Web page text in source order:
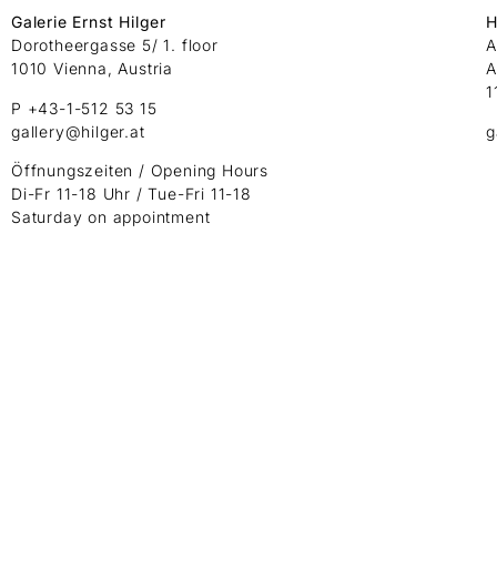
Galerie Ernst Hilger
Dorotheergasse 5/ 1. floor
1010 Vienna, Austria
P +43-1-512 53 15
gallery@hilger.at
Öffnungszeiten / Opening Hours
Di-Fr 11-18 Uhr / Tue-Fri 11-18
Saturday on appointment